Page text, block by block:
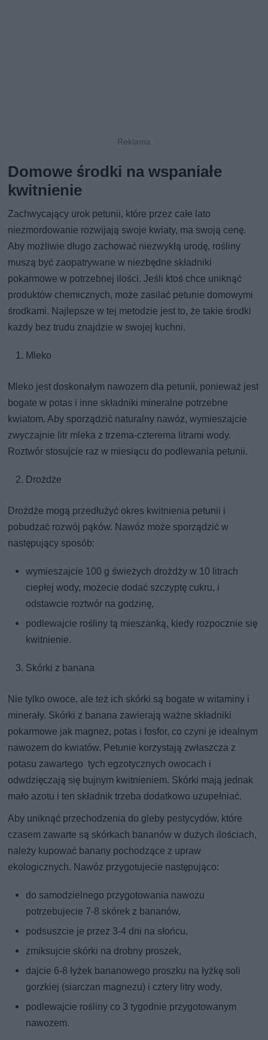
Domowe środki na wspaniałe
kwitnienie
Zachwycający urok petunii, które przez całe lato
niezmordowanie rozwijają swoje kwiaty, ma swoją cenę.
Aby możliwie długo zachować niezwykłą urodę, rośliny
muszą być zaopatrywane w niezbędne składniki
pokarmowe w potrzebnej ilości. Jeśli ktoś chce uniknąć
produktów chemicznych, może zasilać petunie domowymi
środkami. Najlepsze w tej metodzie jest to, że takie środki
każdy bez trudu znajdzie w swojej kuchni.
Mleko
Mleko jest doskonałym nawozem dla petunii, ponieważ jest
bogate w potas i inne składniki mineralne potrzebne
kwiatom. Aby sporządzić naturalny nawóz, wymieszajcie
zwyczajnie litr mleka z trzema-czterema litrami wody.
Roztwór stosujcie raz w miesiącu do podlewania petunii.
Drożdże
Drożdże mogą przedłużyć okres kwitnienia petunii i
pobudzać rozwój pąków. Nawóz może sporządzić w
następujący sposób:
wymieszajcie 100 g świeżych drożdży w 10 litrach
ciepłej wody, możecie dodać szczyptę cukru, i
odstawcie roztwór na godzinę,
podlewajcie rośliny tą mieszanką, kiedy rozpocznie się
kwitnienie.
Skórki z banana
Nie tylko owoce, ale też ich skórki są bogate w witaminy i
minerały. Skórki z banana zawierają ważne składniki
pokarmowe jak magnez, potas i fosfor, co czyni je idealnym
nawozem do kwiatów. Petunie korzystają zwłaszcza z
potasu zawartego tych egzotycznych owocach i
odwdzięczają się bujnym kwitnieniem. Skórki mają jednak
mało azotu i ten składnik trzeba dodatkowo uzupełniać.
Aby uniknąć przechodzenia do gleby pestycydów, które
czasem zawarte są skórkach bananów w dużych ilościach,
należy kupować banany pochodzące z upraw
ekologicznych. Nawóz przygotujecie następująco:
do samodzielnego przygotowania nawozu
potrzebujecie 7-8 skórek z bananów,
podsuszcie je przez 3-4 dni na słońcu,
zmiksujcie skórki na drobny proszek,
dajcie 6-8 łyżek bananowego proszku na łyżkę soli
gorzkiej (siarczan magnezu) i cztery litry wody,
podlewajcie rośliny co 3 tygodnie przygotowanym
nawozem.